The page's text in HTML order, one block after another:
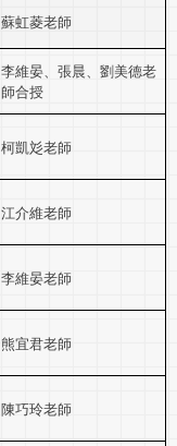
蘇虹菱老師
李維晏、張晨、劉美德老
師合授
柯凱彣老師
江介維老師
李維晏老師
熊宜君老師
陳巧玲老師